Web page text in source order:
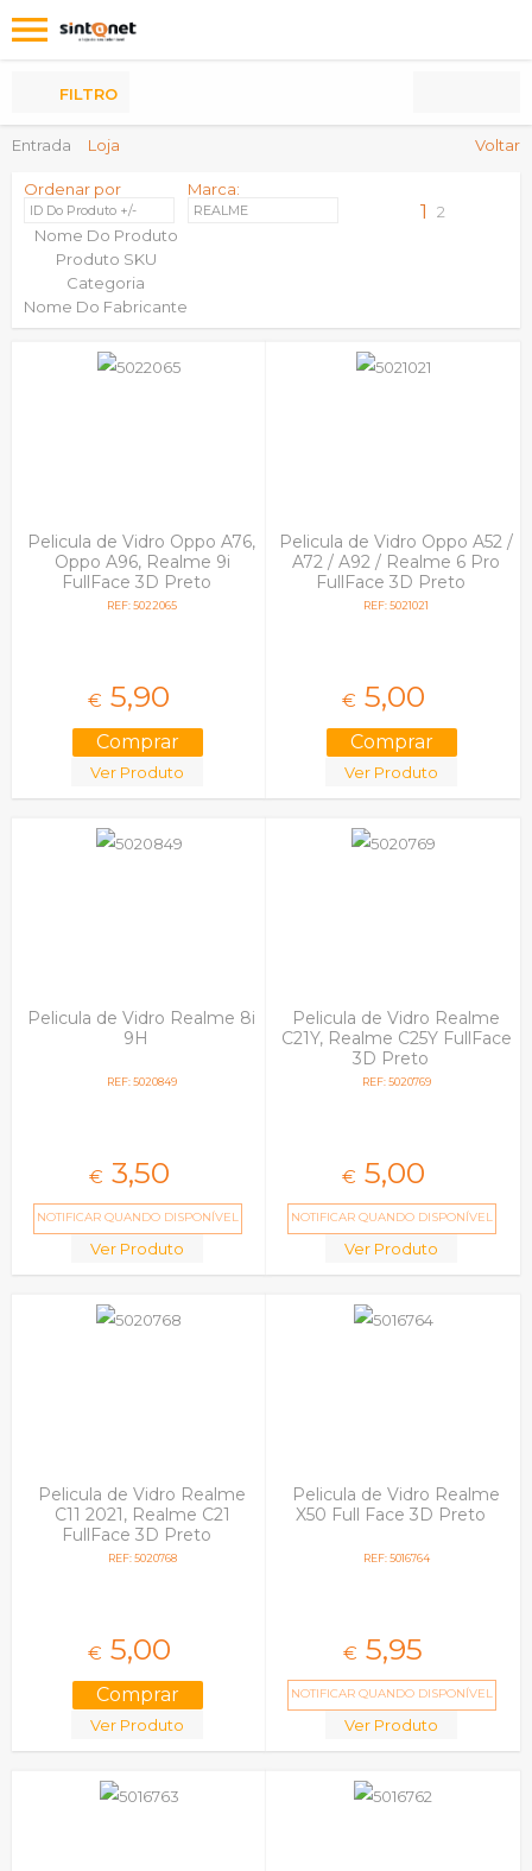
Entrada Loja Voltar
FILTRO
Ordenar por
ID Do Produto +/-
Nome Do Produto
Produto SKU
Categoria
Nome Do Fabricante
Marca:
REALME 1 2
Pelicula de Vidro Oppo A76,
Oppo A96, Realme 9i
FullFace 3D Preto
REF: 5022065
€ 5,90
Ver Produto
Pelicula de Vidro Oppo A52 /
A72 / A92 / Realme 6 Pro
FullFace 3D Preto
REF: 5021021
€ 5,00
Ver Produto
Pelicula de Vidro Realme 8i
9H
REF: 5020849
€ 3,50
NOTIFICAR QUANDO DISPONÍVEL
Ver Produto
Pelicula de Vidro Realme
C21Y, Realme C25Y FullFace
3D Preto
REF: 5020769
€ 5,00
NOTIFICAR QUANDO DISPONÍVEL
Ver Produto
Pelicula de Vidro Realme
C11 2021, Realme C21
FullFace 3D Preto
REF: 5020768
€ 5,00
Ver Produto
Pelicula de Vidro Realme
X50 Full Face 3D Preto
REF: 5016764
€ 5,95
NOTIFICAR QUANDO DISPONÍVEL
Ver Produto